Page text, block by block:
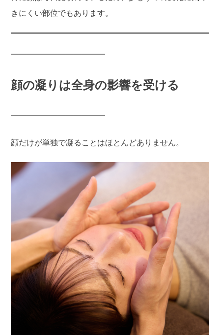
きにくい部位でもあります。
――――――――――――
顔の凝りは全身の影響を受ける
――――――――――――
顔だけが単独で凝ることはほとんどありません。